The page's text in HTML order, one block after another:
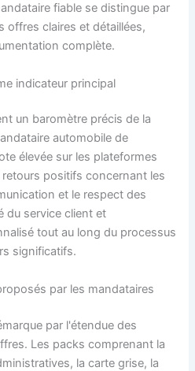
fiable se distingue par
offres claires et détaillées,
complète.
indicateur principal
un baromètre précis de la
automobile de
élevée sur les plateformes
positifs concernant les
et le respect des
du service client et
tout au long du processus
significatifs.
par les mandataires
par l'étendue des
Les packs comprenant la
la carte grise, la